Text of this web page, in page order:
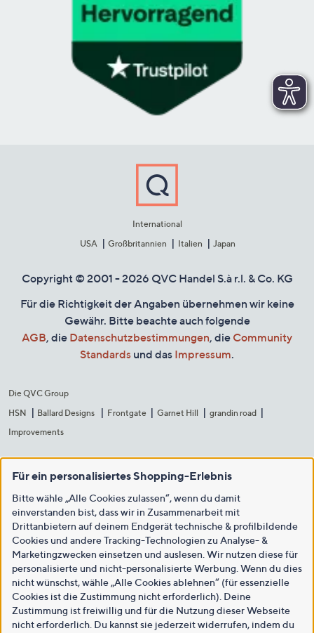
International
USA
Großbritannien Italien Japan
Copyright © 2001 - 2026 QVC Handel S.à r.l. & Co. KG
Für die Richtigkeit der Angaben übernehmen wir keine
Gewähr. Bitte beachte auch folgende
AGB, die Datenschutzbestimmungen, die Community
Standards und das Impressum.
Die QVC Group
HSN
Ballard Designs Frontgate Garnet Hill
grandin road
Improvements
Für ein personalisiertes Shopping-Erlebnis
Bitte wähle „Alle Cookies zulassen“, wenn du damit
einverstanden bist, dass wir in Zusammenarbeit mit
Drittanbietern auf deinem Endgerät technische & profilbildende
Cookies und andere Tracking-Technologien zu Analyse- &
Marketingzwecken einsetzen und auslesen. Wir nutzen diese für
personalisierte und nicht-personalisierte Werbung. Wenn du dies
nicht wünschst, wähle „Alle Cookies ablehnen“ (für essenzielle
Cookies ist die Zustimmung nicht erforderlich). Deine
Zustimmung ist freiwillig und für die Nutzung dieser Webseite
nicht erforderlich. Du kannst sie jederzeit widerrufen, indem du